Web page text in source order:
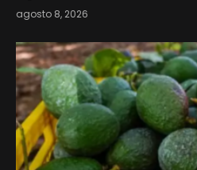
agosto 8, 2026